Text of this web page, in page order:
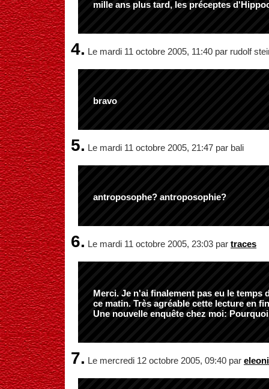
mille ans plus tard, les préceptes
4. Le mardi 11 octobre 2005, 11:40 par rudolf
bravo
5. Le mardi 11 octobre 2005, 21:47 par bali
antroposophe? antroposophie?
6. Le mardi 11 octobre 2005, 23:03 par traces
Merci. Je n'ai finalement pas eu le temps
ce matin. Très agréable cette lecture en
Une nouvelle enquête chez moi:
7. Le mercredi 12 octobre 2005, 09:40 par